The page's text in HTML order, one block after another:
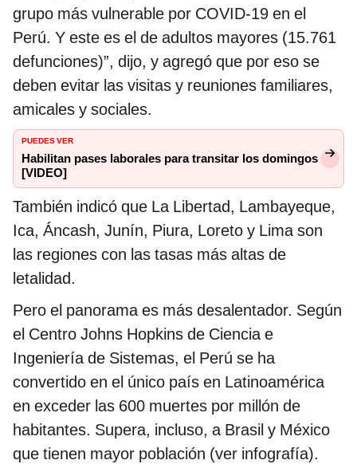
grupo más vulnerable por COVID-19 en el
Perú. Y este es el de adultos mayores (15.761
defunciones)”, dijo, y agregó que por eso se
deben evitar las visitas y reuniones familiares,
amicales y sociales.
PUEDES VER
Habilitan pases laborales para transitar los domingos
[VIDEO]
También indicó que La Libertad, Lambayeque,
Ica, Áncash, Junín, Piura, Loreto y Lima son
las regiones con las tasas más altas de
letalidad.
Pero el panorama es más desalentador. Según
el Centro Johns Hopkins de Ciencia e
Ingeniería de Sistemas, el Perú se ha
convertido en el único país en Latinoamérica
en exceder las 600 muertes por millón de
habitantes. Supera, incluso, a Brasil y México
que tienen mayor población (ver infografía).